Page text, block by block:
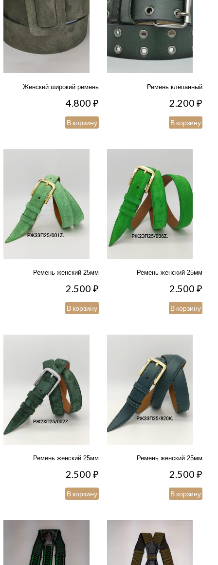
Женский широкий ремень
4.800₽
В корзину
Ремень клепанный
2.200₽
В корзину
Ремень женский 25мм
2.500₽
В корзину
Ремень женский 25мм
2.500₽
В корзину
Ремень женский 25мм
2.500₽
В корзину
Ремень женский 25мм
2.500₽
В корзину